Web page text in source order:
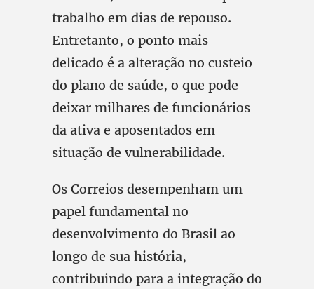
trabalho em dias de repouso.
Entretanto, o ponto mais
delicado é a alteração no custeio
do plano de saúde, o que pode
deixar milhares de funcionários
da ativa e aposentados em
situação de vulnerabilidade.
Os Correios desempenham um
papel fundamental no
desenvolvimento do Brasil ao
longo de sua história,
contribuindo para a integração do